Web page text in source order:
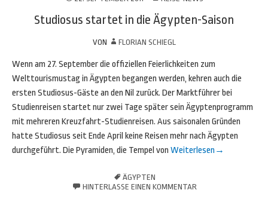
Studiosus startet in die Ägypten-Saison
VON FLORIAN SCHIEGL
Wenn am 27. September die offiziellen Feierlichkeiten zum
Welttourismustag in Ägypten begangen werden, kehren auch die
ersten Studiosus-Gäste an den Nil zurück. Der Marktführer bei
Studienreisen startet nur zwei Tage später sein Ägyptenprogramm
mit mehreren Kreuzfahrt-Studienreisen. Aus saisonalen Gründen
hatte Studiosus seit Ende April keine Reisen mehr nach Ägypten
durchgeführt. Die Pyramiden, die Tempel von Weiterlesen →
ÄGYPTEN
HINTERLASSE EINEN KOMMENTAR